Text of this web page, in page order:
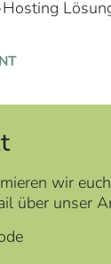
wir
über unser